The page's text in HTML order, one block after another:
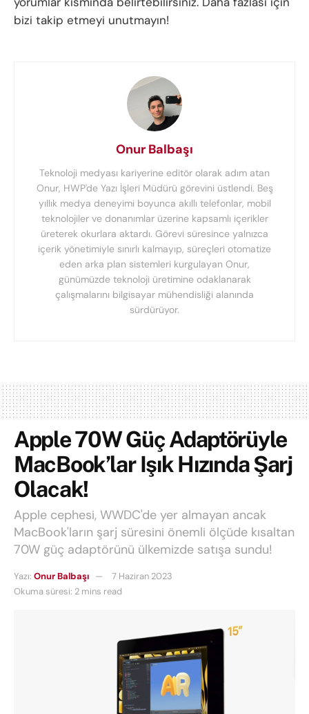
bizi takip etmeyi unutmayın!
Onur Balbaşı
Teknoloji medyası kariyerine editör olarak adım atan
Onur, HWP'de Yazı İşleri Müdürü görevini üstlendi. Beş
yıllık medya deneyimi boyunca akıllı telefonlar, mobil
teknolojiler ve donanımlar üzerine kapsamlı içerikler
üreterek okurlara aktardı. Görevi süresince yalnızca
içerik yönetimiyle sınırlı kalmayıp, süreçleri otomatize
eden arka plan sistemleri kurgulayan Onur,
günümüzde teknoloji üretimine odaklanarak
çalışmalarını bilgisayar mühendisliği alanında
sürdürüyor.
Apple 70W Güç Adaptörüyle
MacBook’lar Işık Hızında Şarj
Olacak!
Apple cephesi, WWDC'de yer almayan ancak
MacBook'ların şarj süresini önemli ölçüde kısaltan
70W güç adaptörünü ülkemizde satışa sundu!
Yazı: Onur Balbaşı
7 Haziran 2023
Okuma süresi: 2 mins read